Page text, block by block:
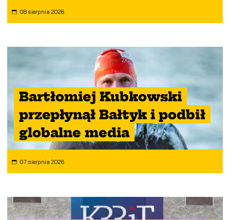
08 sierpnia 2026
Bartłomiej Kubkowski
przepłynął Bałtyk i podbił
globalne media
07 sierpnia 2026